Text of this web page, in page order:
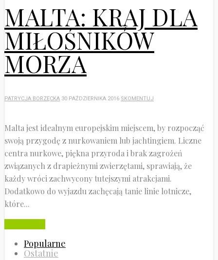
MALTA: KRAJ DLA
MIŁOŚNIKÓW
MORZA
PATRYCJA BORZĘCKA 30 PAŹDZIERNIKA 2016 SKOMENTUJ
Malta jest idealnym europejskim miejscem, by rozpocząć
swoją przygodę z nurkowaniem lub jachtingiem. Liczne
centra nurkowe, piękna przyroda i brak zagrożeń
związanych z drapieżnymi zwierzętami, sprawiają, że
każdy wróci zachwycony tutejszymi atrakcjami.
Dodatkowo do wyjazdu zachęcają tanie linie lotnicze,
które...
Popularne
Ostatnie